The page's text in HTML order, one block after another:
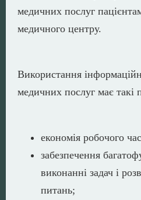
медичних послуг
медичного центру.
Використання
медичних послуг має такі
економія робочого
забезпечення
виконанні задач і
питань;